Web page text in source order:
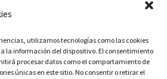
utilizamos tecnologías como las cookies
la información del dispositivo. El consentimiento
procesar datos como el comportamiento de
únicas en este sitio. No consentir o retirar el